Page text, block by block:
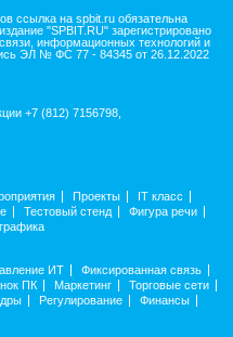
ссылка на spbit.ru обязательна
"SPBIT.RU" зарегистрировано
информационных технологий и
ЭЛ № ФС 77 - 84345 от 26.12.2022
+7 (812) 7156798,
Проекты
IT класс
Тестовый стенд
Фигура речи
ИТ
Фиксированная связь
ПК Маркетинг
Торговые сети
Регулирование
Финансы